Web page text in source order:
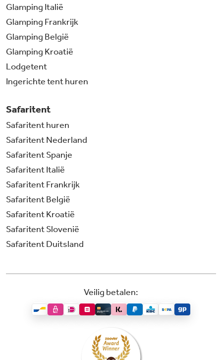
Glamping Italië
Glamping Frankrijk
Glamping België
Glamping Kroatië
Lodgetent
Ingerichte tent huren
Safaritent
Safaritent huren
Safaritent Nederland
Safaritent Spanje
Safaritent Italië
Safaritent Frankrijk
Safaritent België
Safaritent Kroatië
Safaritent Slovenië
Safaritent Duitsland
Veilig betalen: